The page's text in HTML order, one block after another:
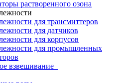
растворенного озона
для трансмиттеров
для датчиков
для корпусов
для промышленных
взвешивание